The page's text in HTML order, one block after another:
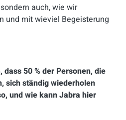
auch, wie wir
und mit wieviel Begeisterung
50 % der Personen, die
sich ständig wiederholen
und wie kann Jabra hier